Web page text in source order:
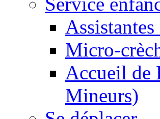
Micro-
Accueil de
Mineurs)